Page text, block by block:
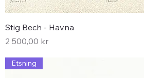
Stig Bech - Havna
Pris
2 500,00 kr
Etsning